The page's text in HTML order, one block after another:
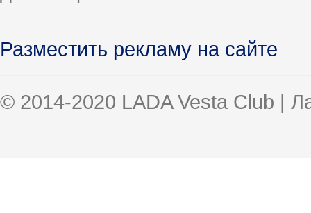
Разместить рекламу на сайте
© 2014-2020 LADA Vesta Club |